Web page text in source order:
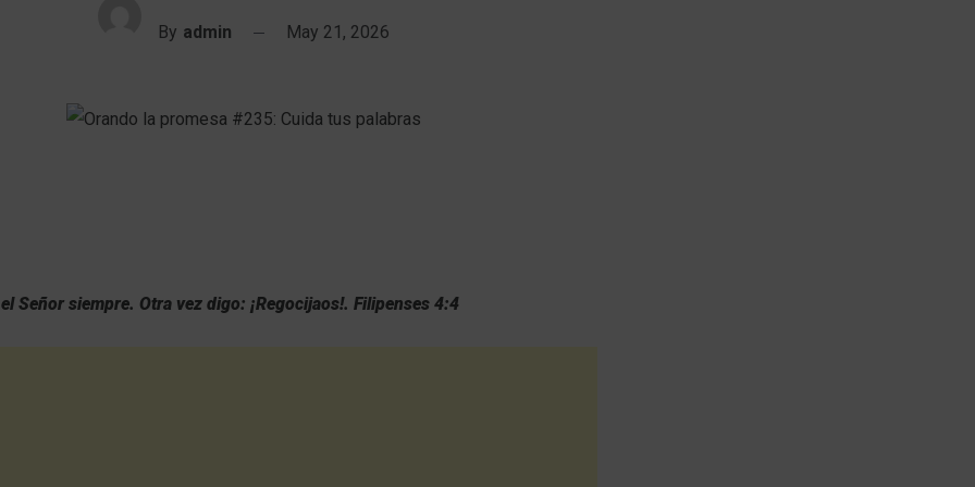
By admin May 21, 2026
Señor siempre. Otra vez digo: ¡Regocijaos!. Filipenses 4:4